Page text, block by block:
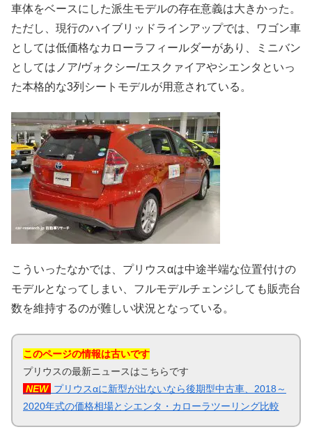
車体をベースにした派生モデルの存在意義は大きかった。
ただし、現行のハイブリッドラインアップでは、ワゴン車
としては低価格なカローラフィールダーがあり、ミニバン
としてはノア/ヴォクシー/エスクァイアやシエンタといっ
た本格的な3列シートモデルが用意されている。
こういったなかでは、プリウスαは中途半端な位置付けの
モデルとなってしまい、フルモデルチェンジしても販売台
数を維持するのが難しい状況となっている。
このページの情報は古いです
プリウスの最新ニュースはこちらです
NEW プリウスαに新型が出ないなら後期型中古車、2018～
2020年式の価格相場とシエンタ・カローラツーリング比較